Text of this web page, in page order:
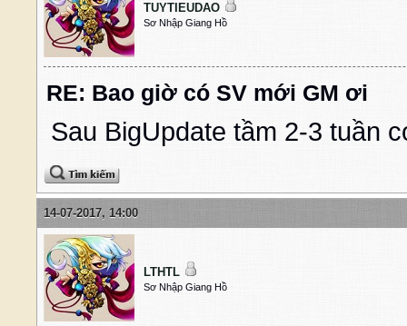
TUYTIEUDAO
Sơ Nhập Giang Hồ
RE: Bao giờ có SV mới GM ơi
Sau BigUpdate tầm 2-3 tuần
14-07-2017, 14:00
LTHTL
Sơ Nhập Giang Hồ